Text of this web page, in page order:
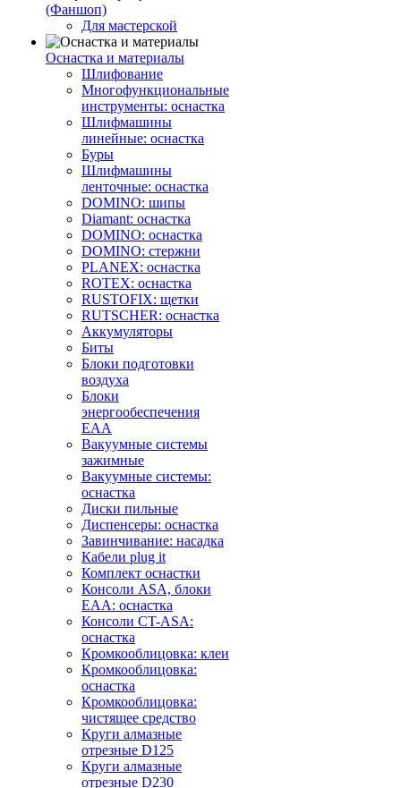
(Фаншоп)
Для мастерской
Оснастка и материалы
Шлифование
Многофункциональные
инструменты: оснастка
Шлифмашины
линейные: оснастка
Буры
Шлифмашины
ленточные: оснастка
DOMINO: шипы
Diamant: оснастка
DOMINO: оснастка
DOMINO: стержни
PLANEX: оснастка
ROTEX: оснастка
RUSTOFIX: щетки
RUTSCHER: оснастка
Аккумуляторы
Биты
Блоки подготовки
воздуха
Блоки
энергообеспечения
EAA
Вакуумные системы
зажимные
Вакуумные системы:
оснастка
Диски пильные
Диспенсеры: оснастка
Завинчивание: насадка
Кабели plug it
Комплект оснастки
Консоли ASA, блоки
EAA: оснастка
Консоли CT-ASA:
оснастка
Кромкооблицовка: клеи
Кромкооблицовка:
оснастка
Кромкооблицовка:
чистящее средство
Круги алмазные
отрезные D125
Круги алмазные
отрезные D230